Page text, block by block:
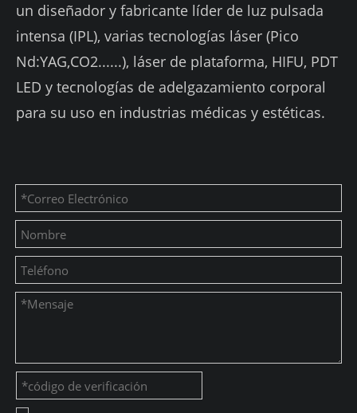
un diseñador y fabricante líder de luz pulsada
intensa (IPL), varias tecnologías láser (Pico
Nd:YAG,CO2......), láser de plataforma, HIFU, PDT
LED y tecnologías de adelgazamiento corporal
para su uso en industrias médicas y estéticas.